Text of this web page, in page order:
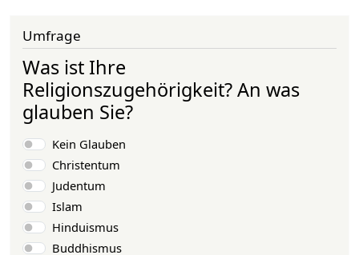
Umfrage
Was ist Ihre
Religionszugehörigkeit? An was
glauben Sie?
Auswahlmöglichkeiten
Kein Glauben
Christentum
Judentum
Islam
Hinduismus
Buddhismus